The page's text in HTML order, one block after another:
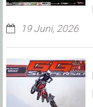
19 Juni, 2026